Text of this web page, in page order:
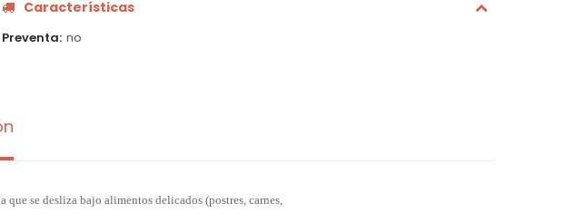
Características
Preventa no
se desliza bajo alimentos delicados (postres, carnes,